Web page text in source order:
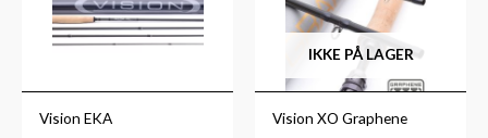
Vision EKA
IKKE PÅ LAGER
Vision XO Graphene